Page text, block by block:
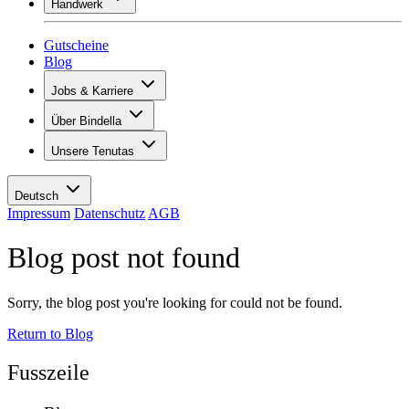
Sortiment
Weinwissen
Handwerk
Übersicht
Gipsen
Malern
Gutscheine
Blog
Jobs & Karriere
Übersicht
Offene Stellen
Ihre Vorteile
Werte
Über Bindella
Geschichte
Les Moby Dicks
Kontakte
Nachhaltigkeit
Unsere Tenutas
Deutsch
Impressum Datenschutz AGB
Blog post not found
Sorry, the blog post you're looking for could not be found.
Return to Blog
Fusszeile